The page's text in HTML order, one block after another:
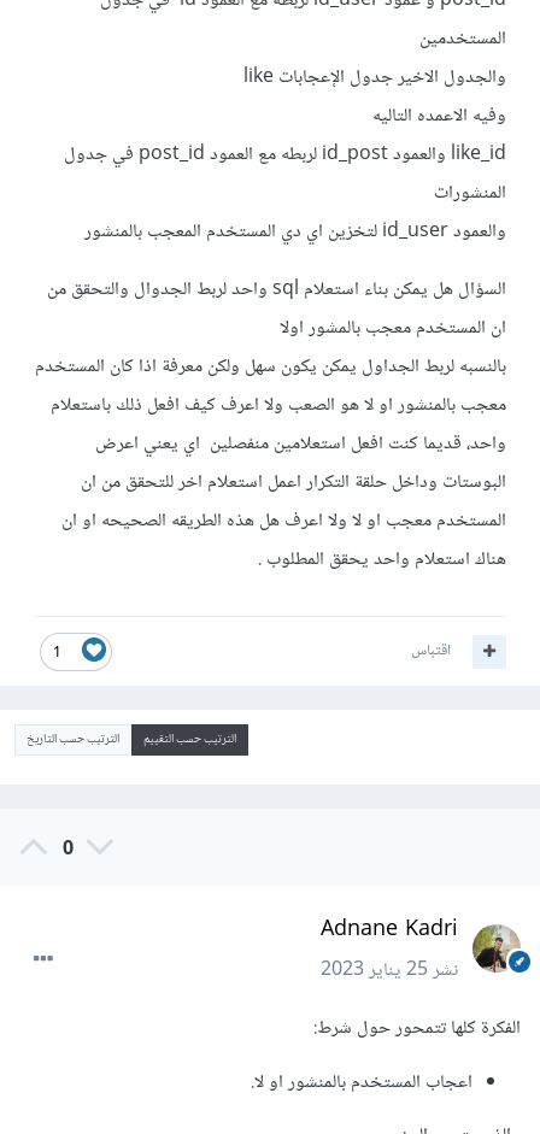
المستخدمين
والجدول الاخير جدول الإعجابات like
وفيه الاعمده التاليه
like_id والعمود id_post لربطه مع العمود post_id في جدول
المنشورات
والعمود id_user لتخزين اي دي المستخدم المعجب بالمنشور
السؤال هل يمكن بناء استعلام sql واحد لربط الجدوال والتحقق من
ان المستخدم معجب بالمشور اولا
بالنسبه لربط الجداول يمكن يكون سهل ولكن معرفة اذا كان المستخدم
معجب بالمنشور او لا هو الصعب ولا اعرف كيف افعل ذلك باستعلام
واحد، قديما كنت افعل استعلامين منفصلين اي يعني اعرض
البوستات وداخل حلقة التكرار اعمل استعلام اخر للتحقق من ان
المستخدم معجب او لا ولا اعرف هل هذه الطريقه الصحيحه او ان
هناك استعلام واحد يحقق المطلوب .
1 اقتباس
الترتيب حسب التقييم الترتيب حسب التاريخ
0
Adnane Kadri
نشر25 يناير 2023
الفكرة كلها تتمحور حول شرط:
اعجاب المستخدم بالمنشور او لا.